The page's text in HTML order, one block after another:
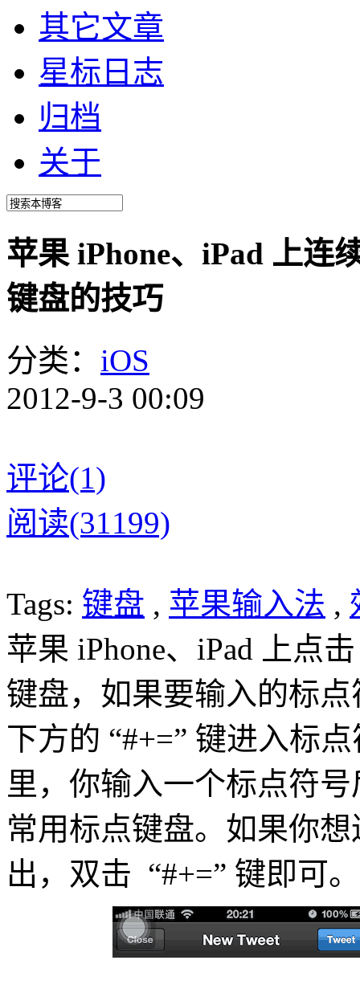
其它文章
星标日志
归档
关于
苹果 iPhone、iPad 上连
键盘的技巧
分类： iOS
2012-9-3 00:09
评论(1)
阅读(31199)
Tags: 键盘 , 苹果输入法 ,
苹果 iPhone、iPad 上点
键盘，如果要输入的标
下方的 “#+=” 键进入标
里，你输入一个标点符
常用标点键盘。如果你
出，双击 “#+=” 键即可。